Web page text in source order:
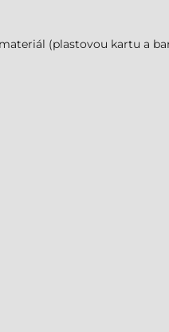
(plastovou kartu a